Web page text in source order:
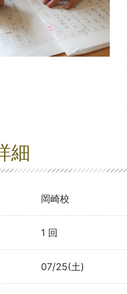
細
岡崎校
1 回
07/25(土)